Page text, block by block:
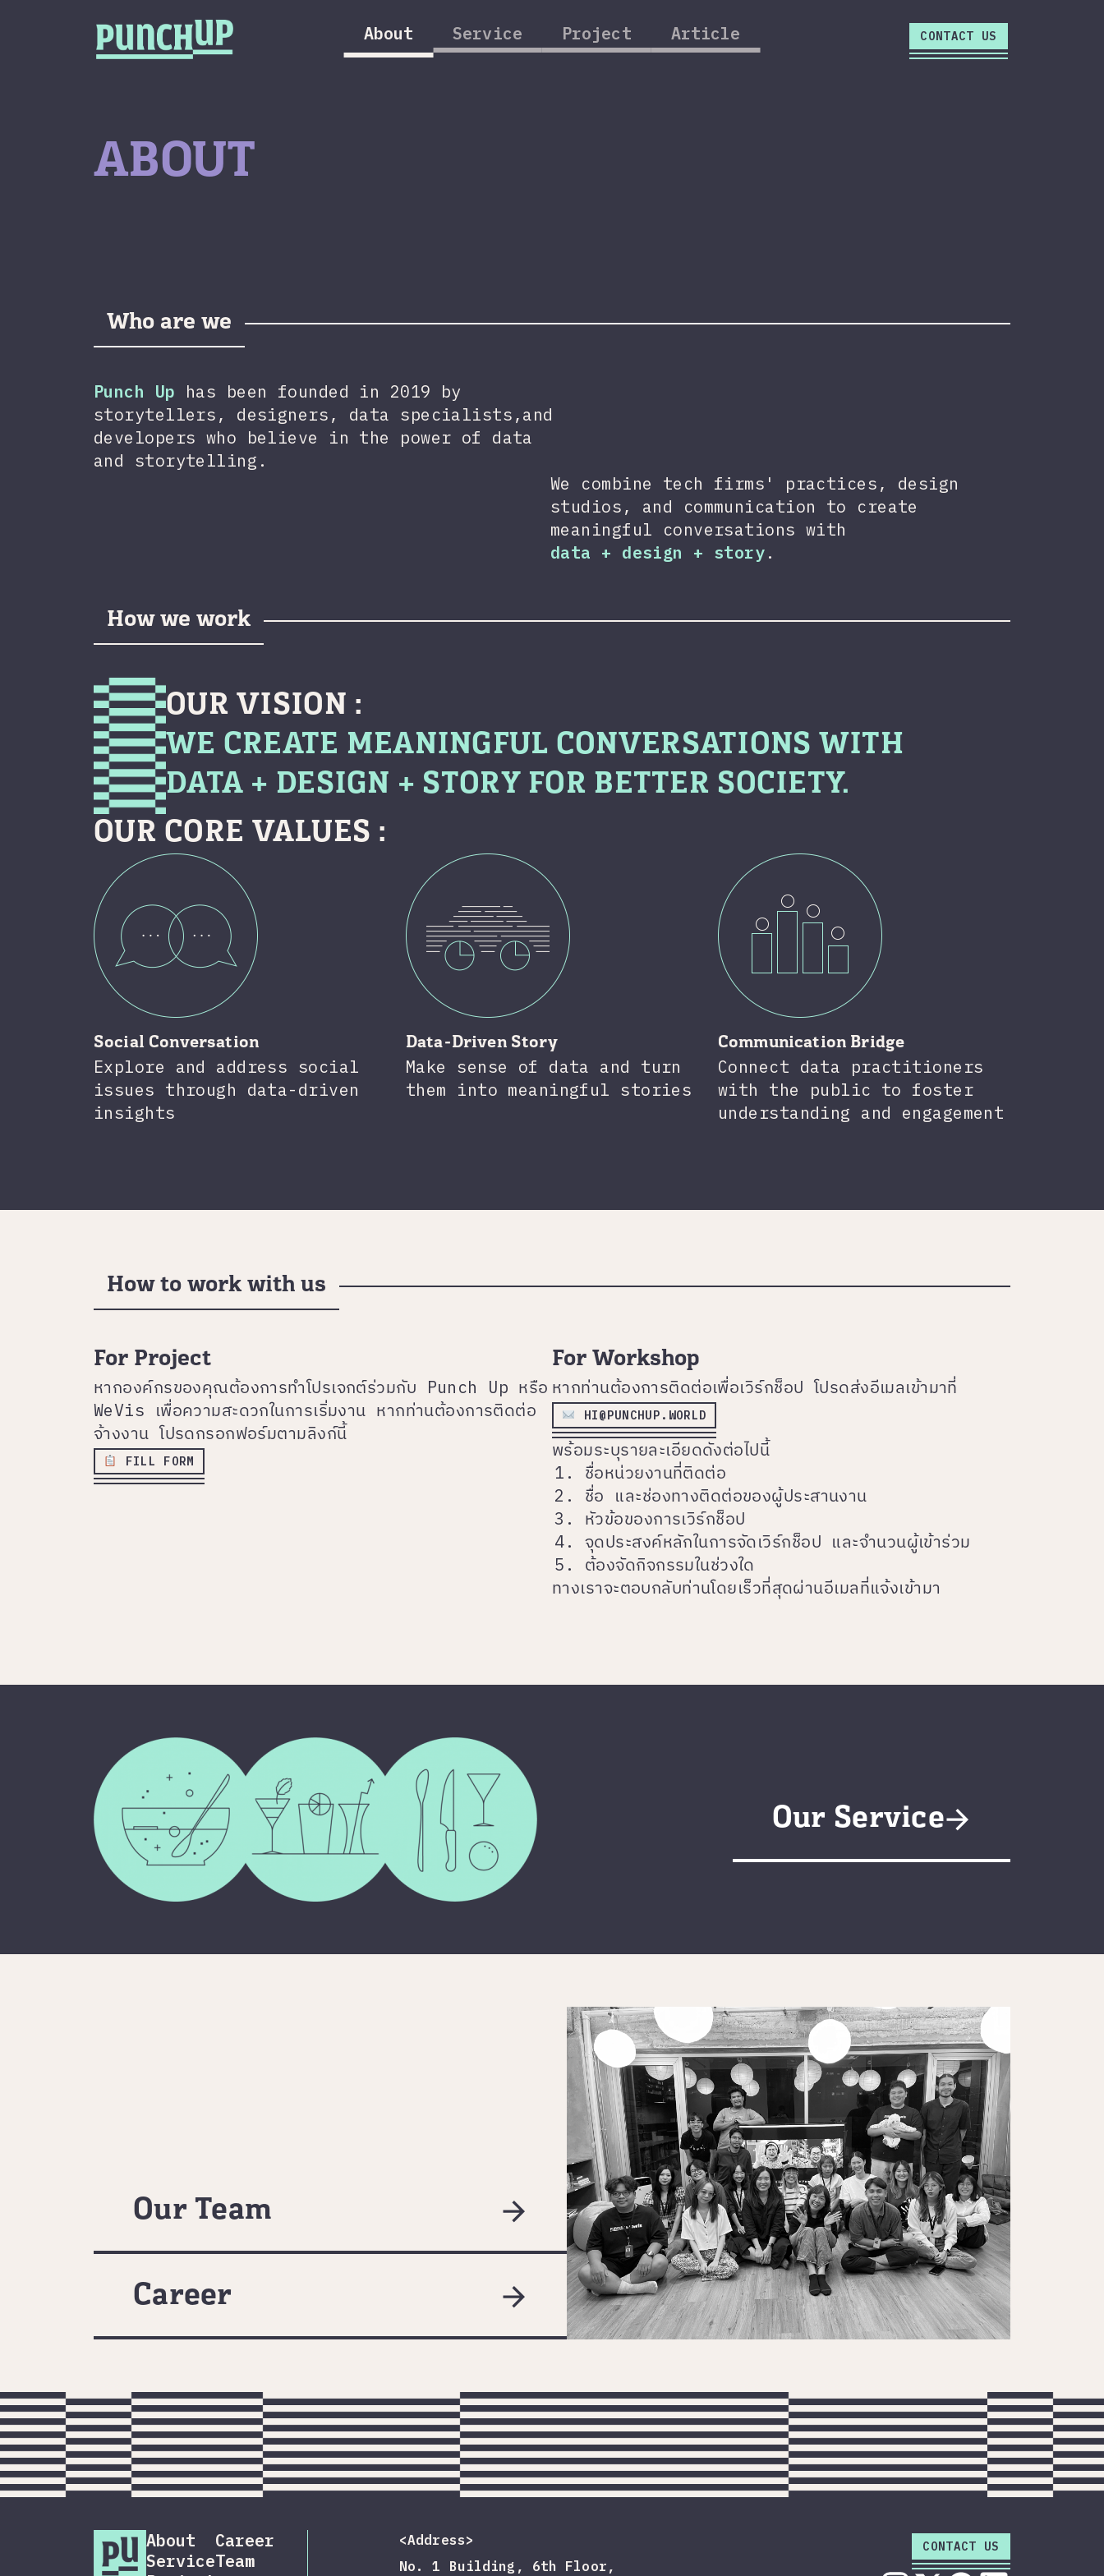
About
Service Project Article CONTACT US
ABOUT
Who are we
Punch Up has been founded in 2019 by
storytellers, designers, data specialists,and
developers who believe in the power of data
and storytelling.
We combine tech firms' practices, design
studios, and communication to create
meaningful conversations with
data + design + story.
How we work
OUR VISION :
WE CREATE MEANINGFUL CONVERSATIONS WITH
DATA + DESIGN + STORY FOR BETTER SOCIETY.
OUR CORE VALUES :
Social Conversation
Explore and address social
issues through data-driven
insights
Data-Driven Story
Make sense of data and turn
them into meaningful stories
Communication Bridge
Connect data practitioners
with the public to foster
understanding and engagement
How to work with us
For Project
หากองค์กรของคุณต้องการทำโปรเจกต์ร่วมกับ Punch Up หรือ
WeVis เพื่อความสะดวกในการเริ่มงาน หากท่านต้องการติดต่อ
จ้างงาน โปรดกรอกฟอร์มตามลิงก์นี้
FILL FORM
For Workshop
หากท่านต้องการติดต่อเพื่อเวิร์กช็อป โปรดส่งอีเมลเข้ามาที่
HI@PUNCHUP.WORLD
พร้อมระบุรายละเอียดดังต่อไปนี้
ชื่อหน่วยงานที่ติดต่อ
ชื่อ และช่องทางติดต่อของผู้ประสานงาน
หัวข้อของการเวิร์กช็อป
จุดประสงค์หลักในการจัดเวิร์กช็อป และจำนวนผู้เข้าร่วม
ต้องจัดกิจกรรมในช่วงใด
ทางเราจะตอบกลับท่านโดยเร็วที่สุดผ่านอีเมลที่แจ้งเข้ามา
Our Service
Our Team
Career
About
Service
Career
Team
<Address>
No. 1 Building, 6th Floor,
CONTACT US